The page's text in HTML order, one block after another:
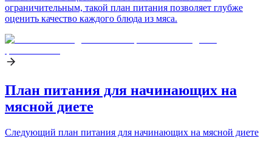
ограничительным, такой план питания позволяет глубже
оценить качество каждого блюда из мяса.
План питания для начинающих на
мясной диете
Следующий план питания для начинающих на мясной диете